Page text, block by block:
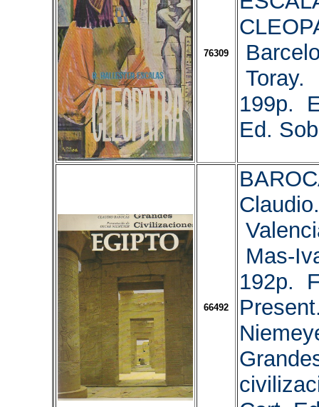
76309
Toray.
199p.
Ed.
66492
Mas-
192p.